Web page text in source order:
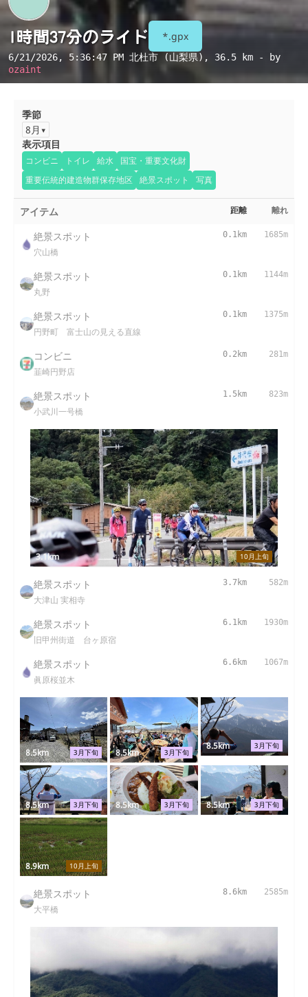
1時間37分のライド *.gpx
6/21/2026, 5:36:47 PM 北杜市 (山梨県) , 36.5 km - by
ozaint
季節
8月
表示項目
コンビニ トイレ 給水
国宝・重要文化財
重要伝統的建造物群保存地区
絶景スポット 写真
アイテム 距離 離れ
絶景スポット
穴山橋
0.1km 1685m
絶景スポット
丸野
0.1km 1144m
絶景スポット
円野町 富士山の見える直線
0.1km 1375m
コンビニ
韮崎円野店
0.2km 281m
絶景スポット
小武川一号橋
1.5km 823m
10月上旬
3.1km
絶景スポット
大津山 実相寺
3.7km 582m
絶景スポット
旧甲州街道 台ヶ原宿
6.1km 1930m
絶景スポット
眞原桜並木
6.6km 1067m
3月下旬
8.5km 3月下旬
8.5km
3月下旬
8.5km
3月下旬
8.5km 3月下旬
8.5km 3月下旬
8.5km
10月上旬
8.9km
絶景スポット
大平橋
8.6km 2585m